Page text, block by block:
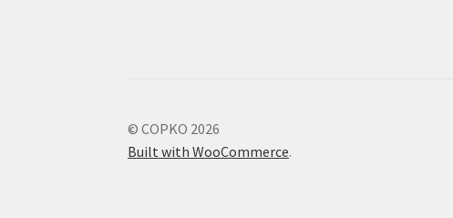
© COPKO 2026
Built with WooCommerce.